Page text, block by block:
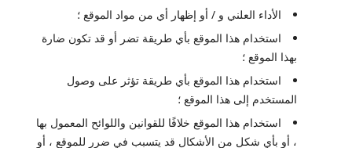
الأداء العلني و / أو إظهار أي من مواد الموقع ؛
استخدام هذا الموقع بأي طريقة تضر أو ​​قد تكون ضارة
بهذا الموقع ؛
استخدام هذا الموقع بأي طريقة تؤثر على وصول
المستخدم إلى هذا الموقع ؛
استخدام هذا الموقع خلافًا للقوانين واللوائح المعمول بها
، أو بأي شكل من الأشكال قد يتسبب في ضرر للموقع ، أو